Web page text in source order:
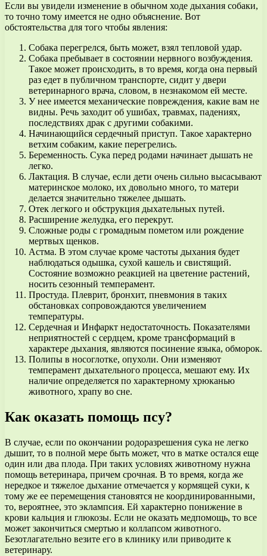
Если вы увидели изменение в обычном ходе дыхания собаки,
то точно тому имеется не одно объяснение. Вот
обстоятельства для того чтобы явления:
Собака перегрелся, быть может, взял тепловой удар.
Собака пребывает в состоянии нервного возбуждения.
Такое может происходить, в то время, когда она первый
раз едет в публичном транспорте, сидит у двери
ветеринарного врача, словом, в незнакомом ей месте.
У нее имеется механические повреждения, какие вам не
видны. Речь заходит об ушибах, травмах, падениях,
последствиях драк с другими собакими.
Начинающийся сердечный приступ. Такое характерно
ветхим собаким, какие перегрелись.
Беременность. Сука перед родами начинает дышать не
легко.
Лактация. В случае, если дети очень сильно высасывают
материнское молоко, их довольно много, то матери
делается значительно тяжелее дышать.
Отек легкого и обструкция дыхательных путей.
Расширение желудка, его перекрут.
Сложные роды с громадным пометом или рождение
мертвых щенков.
Астма. В этом случае кроме частоты дыхания будет
наблюдаться одышка, сухой кашель и свистящий.
Состояние возможно реакцией на цветение растений,
носить сезонный темперамент.
Простуда. Плеврит, бронхит, пневмония в таких
обстановках сопровождаются увеличением
температуры.
Сердечная и Инфаркт недостаточность. Показателями
неприятностей с сердцем, кроме трансформаций в
характере дыхания, являются посинение языка, обморок.
Полипы в носоглотке, опухоли. Они изменяют
темперамент дыхательного процесса, мешают ему. Их
наличие определяется по характерному хрюканью
животного, храпу во сне.
Как оказать помощь псу?
В случае, если по окончании родоразрешения сука не легко
дышит, то в полной мере быть может, что в матке остался еще
один или два плода. При таких условиях животному нужна
помощь ветеринара, причем срочная. В то время, когда же
нередкое и тяжелое дыхание отмечается у кормящей суки, к
тому же ее перемещения становятся не координированными,
то, вероятнее, это эклампсия. Ей характерно понижение в
крови кальция и глюкозы. Если не оказать медпомощь, то все
может закончиться смертью и коллапсом животного.
Безотлагательно везите его в клинику или приводите к
ветеринару.